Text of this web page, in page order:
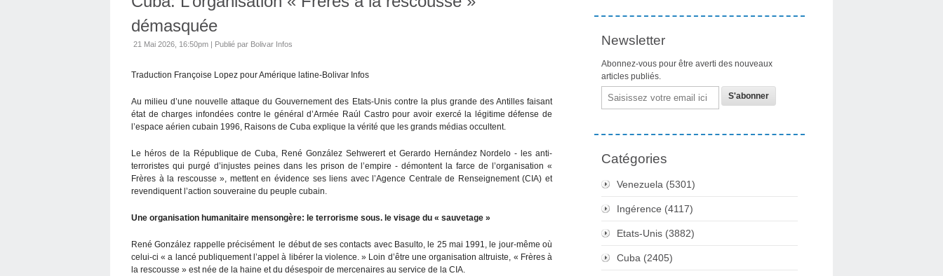
démasquée
21 Mai 2026, 16:50pm | Publié par Bolivar Infos
Traduction Françoise Lopez pour Amérique latine-Bolivar Infos
Au milieu d’une nouvelle attaque du Gouvernement des Etats-Unis contre la plus grande des Antilles faisant
état de charges infondées contre le général d’Armée Raúl Castro pour avoir exercé la légitime défense de
l’espace aérien cubain 1996, Raisons de Cuba explique la vérité que les grands médias occultent.
Le héros de la République de Cuba, René González Sehwerert et Gerardo Hernández Nordelo - les anti-
terroristes qui purgé d’injustes peines dans les prison de l’empire - démontent la farce de l’organisation «
Frères à la rescousse », mettent en évidence ses liens avec l’Agence Centrale de Renseignement (CIA) et
revendiquent l’action souveraine du peuple cubain.
Une organisation humanitaire mensongère: le terrorisme sous. le visage du « sauvetage »
René González rappelle précisément le début de ses contacts avec Basulto, le 25 mai 1991, le jour-même où
celui-ci « a lancé publiquement l’appel à libérer la violence. » Loin d’être une organisation altruiste, « Frères à
la rescousse » est née de la haine et du désespoir de mercenaires au service de la CIA.
Newsletter
Abonnez-vous pour être averti des nouveaux
articles publiés.
Email
Catégories
Venezuela (5301)
Ingérence (4117)
Etats-Unis (3882)
Cuba (2405)